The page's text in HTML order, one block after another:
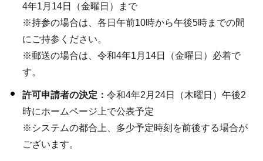
4年1月14日（金曜日）まで
※持参の場合は、各日午前10時から午後5時までの間
にご持参ください。
※郵送の場合は、令和4年1月14日（金曜日）必着で
す。
許可申請者の決定 ： 令和4年2月24日（木曜日）午後2
時にホームページ上で公表予定
※システムの都合上、多少予定時刻を前後する場合が
ございます。